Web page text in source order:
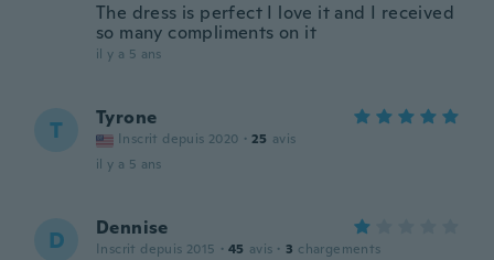
The dress is perfect I love it and I received
so many compliments on it
il y a 5 ans
T Tyrone
Inscrit depuis 2020 · 25 avis
il y a 5 ans
D Dennise
Inscrit depuis 2015 · 45 avis · 3 chargements